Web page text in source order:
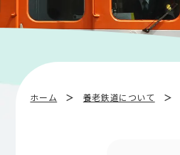
ホーム 養老鉄道について